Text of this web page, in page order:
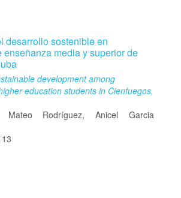
desarrollo sostenible en
enseñanza media y superior de
development among
education students in Cienfuegos,
Mateo Rodríguez, Anicel Garcia